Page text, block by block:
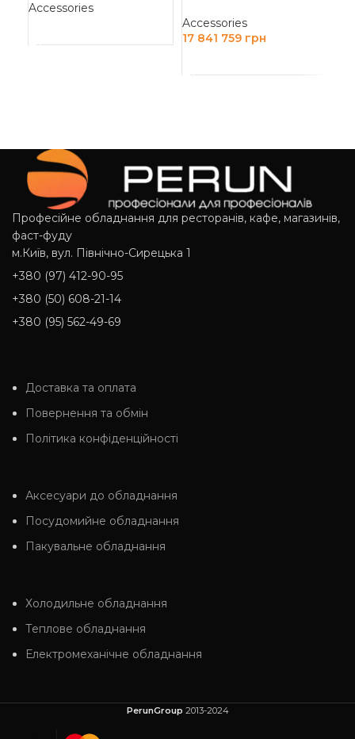
Accessories
Accessories
17 841 759 грн
Професійне обладнання для ресторанів, кафе, магазинів,
фаст-фуду
м.Київ, вул. Північно-Сирецька 1
+380 (97) 412-90-95
+380 (50) 608-21-14
+380 (95) 562-49-69
Доставка та оплата
Повернення та обмін
Політика конфіденційності
Аксесуари до обладнання
Посудомийне обладнання
Пакувальне обладнання
Холодильне обладнання
Теплове обладнання
Електромеханічне обладнання
PerunGroup 2013-2024